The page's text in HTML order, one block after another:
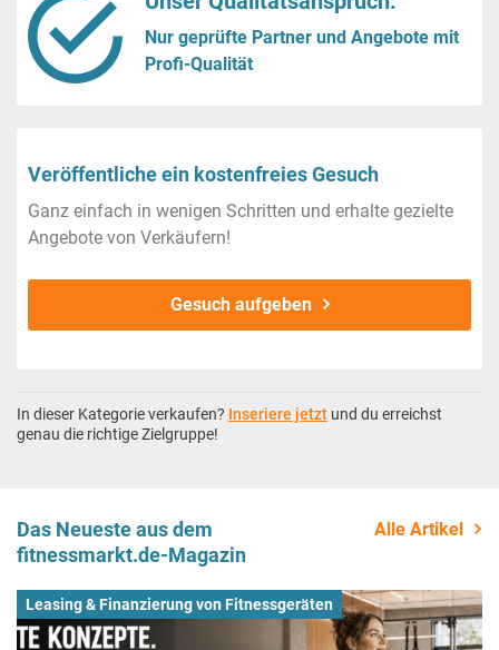
Nur geprüfte Partner und Angebote mit
Profi-Qualität
Veröffentliche ein kostenfreies Gesuch
Ganz einfach in wenigen Schritten und erhalte gezielte
Angebote von Verkäufern!
Gesuch aufgeben
In dieser Kategorie verkaufen? Inseriere jetzt und du erreichst
genau die richtige Zielgruppe!
Das Neueste aus dem
fitnessmarkt.de-Magazin
Alle Artikel
Leasing & Finanzierung von Fitnessgeräten